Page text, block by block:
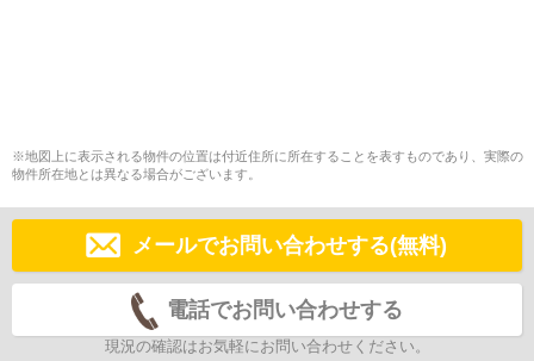
※地図上に表示される物件の位置は付近住所に所在することを表すものであり、実際の
物件所在地とは異なる場合がございます。
メールでお問い合わせする(無料)
電話でお問い合わせする
現況の確認はお気軽にお問い合わせください。